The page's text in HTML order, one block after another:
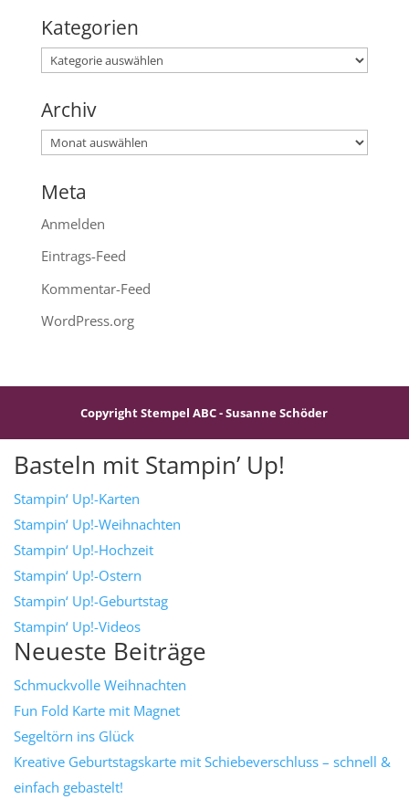
Kategorien
Kategorien
Archiv
Archiv
Meta
Anmelden
Eintrags-Feed
Kommentar-Feed
WordPress.org
Copyright Stempel ABC - Susanne Schöder
Basteln mit Stampin’ Up!
Stampin‘ Up!-Karten
Stampin‘ Up!-Weihnachten
Stampin‘ Up!-Hochzeit
Stampin‘ Up!-Ostern
Stampin‘ Up!-Geburtstag
Stampin‘ Up!-Videos
Neueste Beiträge
Schmuckvolle Weihnachten
Fun Fold Karte mit Magnet
Segeltörn ins Glück
Kreative Geburtstagskarte mit Schiebeverschluss – schnell &
einfach gebastelt!